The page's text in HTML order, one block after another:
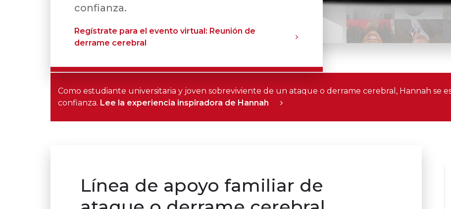
confianza.
Regístrate para el evento virtual: Reunión de
derrame cerebral
Como estudiante universitaria y joven sobreviviente de un ataque o derrame cerebral, Hannah se
confianza. Lee la experiencia inspiradora de Hannah
Línea de apoyo familiar de